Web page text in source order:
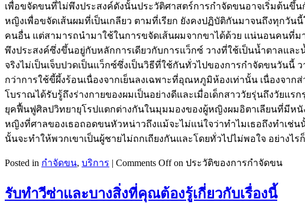
เพื่อขจัดขนที่ไม่พึงประสงค์ดังนั้นประวัติศาสตร์การกำจัดขนอาจเริ่มต้นขึ้
หญิงเพื่อขจัดเส้นผมที่เป็นเกลียว ตามที่เรียก ยังคงปฏิบัติกันมาจนถึงทุกวั
คนอื่น แต่สามารถนำมาใช้ในการขจัดเส้นผมจากขาได้ด้วย แน่นอนคนที่
พึงประสงค์ซึ่งขึ้นอยู่กับหลักการเดียวกับการแว็กซ์ วางที่ใช้เป็นน้ำตาลแล
จริงไม่เป็นเจ็บปวดเป็นแว็กซ์ซึ่งเป็นวิธีที่ใช้กันทั่วไปของการกำจัดขนวัน
กว่าการใช้ขี้ผึ้งร้อนเนื่องจากเย็นลงเฉพาะที่อุณหภูมิห้องเท่านั้น เนื่องจา
โบราณได้รับรู้ถึงร่างกายของผมเป็นอย่างดีและเมื่อเด็กสาววัยรุ่นถึงวัย
ยุคฟื้นฟูศิลปวิทยายุโรปแตกต่างกันในมุมมองของผู้หญิงผมอิตาเลียนที่มีหนัง
หญิงที่ศาลของเธอถอดขนหัวหน่าวถึงแม้จะไม่แน่ใจว่าทำไมเธอถึงทำเช่
นั้นจะทำให้พวกเขาเป็นผู้ชายไม่ถกเถียงกันและโดยทั่วไปไม่พอใจ อย่าง
Posted in กำจัดขน, บริการ | Comments Offon ประวัติของการกำจัดขน
รับทำวีซ่าและบางสิ่งที่คุณต้องรู้เกี่ยวกับเรื่องนี้